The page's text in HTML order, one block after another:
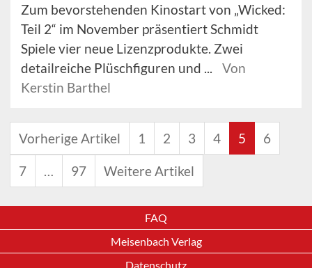
Zum bevorstehenden Kinostart von „Wicked:
Teil 2“ im November präsentiert Schmidt
Spiele vier neue Lizenzprodukte. Zwei
detailreiche Plüschfiguren und ...
Von
Kerstin Barthel
Vorherige Artikel 1 2 3 4 5 6
7 … 97 Weitere Artikel
FAQ
Meisenbach Verlag
Datenschutz